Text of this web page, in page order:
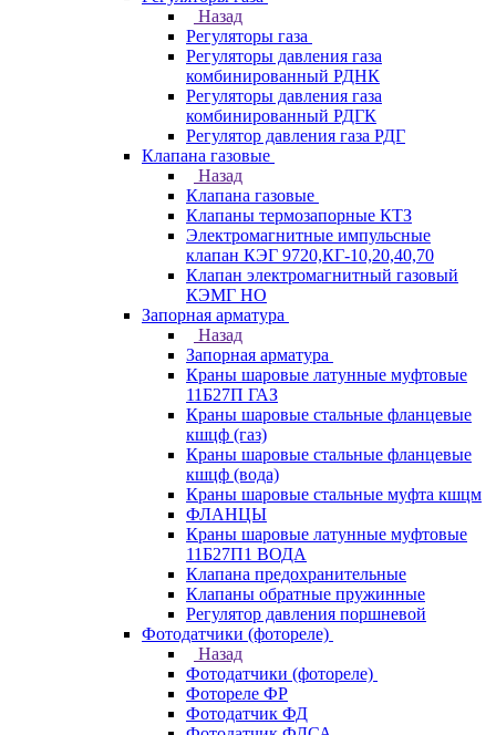
Назад
Регуляторы газа
Регуляторы давления газа
комбинированный РДНК
Регуляторы давления газа
комбинированный РДГК
Регулятор давления газа РДГ
Клапана газовые
Назад
Клапана газовые
Клапаны термозапорные КТЗ
Электромагнитные импульсные
клапан КЭГ 9720,КГ-10,20,40,70
Клапан электромагнитный газовый
КЭМГ НО
Запорная арматура
Назад
Запорная арматура
Краны шаровые латунные муфтовые
11Б27П ГАЗ
Краны шаровые стальные фланцевые
кшцф (газ)
Краны шаровые стальные фланцевые
кшцф (вода)
Краны шаровые стальные муфта кшцм
ФЛАНЦЫ
Краны шаровые латунные муфтовые
11Б27П1 ВОДА
Клапана предохранительные
Клапаны обратные пружинные
Регулятор давления поршневой
Фотодатчики (фотореле)
Назад
Фотодатчики (фотореле)
Фотореле ФР
Фотодатчик ФД